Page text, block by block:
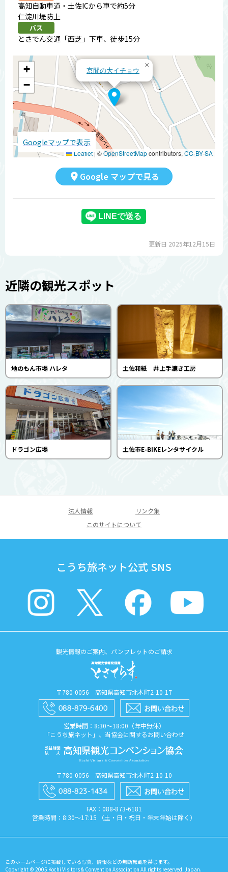
高知自動車道・土佐ICから車で約5分
仁淀川堤防上
バス
とさでん交通「西芝」下車、徒歩15分
京間の大イチョウ
×
+
−
Leaflet | ©OpenStreetMapcontributors, CC-BY-SA
Googleマップで表示
Google マップで見る
更新日 2025年12月15日
近隣の観光スポット
地のもん市場 ハレタ 土佐和紙 井上手漉き工房
ドラゴン広場 土佐市E-BIKEレンタサイクル
法人情報
リンク集
このサイトについて
こうち旅ネット公式 SNS
観光情報のご案内、パンフレットのご請求
〒780-0056 高知県高知市北本町2-10-17
営業時間：8:30〜18:00（年中無休）
「こうち旅ネット」、当協会に関するお問い合わせ
〒780-0056 高知県高知市北本町2-10-10
FAX：088​-873​-6181
営業時間：8:30〜17:15 （土・日・祝日・年末年始は除く）
このホームページに掲載している写真、情報などの無断転載を禁じます。
Copyright © 2005 Kochi Visitors & Convention Association All rights reserved. Japan.